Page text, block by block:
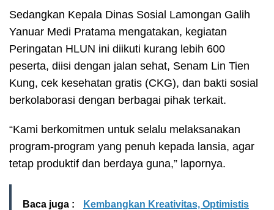
Sedangkan Kepala Dinas Sosial Lamongan Galih
Yanuar Medi Pratama mengatakan, kegiatan
Peringatan HLUN ini diikuti kurang lebih 600
peserta, diisi dengan jalan sehat, Senam Lin Tien
Kung, cek kesehatan gratis (CKG), dan bakti sosial
berkolaborasi dengan berbagai pihak terkait.
“Kami berkomitmen untuk selalu melaksanakan
program-program yang penuh kepada lansia, agar
tetap produktif dan berdaya guna,” lapornya.
Baca juga :
Kembangkan Kreativitas, Optimistis